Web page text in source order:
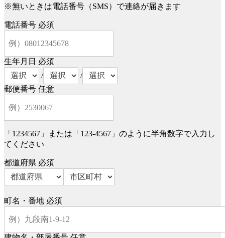
※無いときは電話番号（SMS）で連絡が届きます
電話番号 必須
生年月日 必須
/
/
郵便番号 任意
「1234567」または「123-4567」のように半角数字で入力し
てください
都道府県 必須
町名・番地 必須